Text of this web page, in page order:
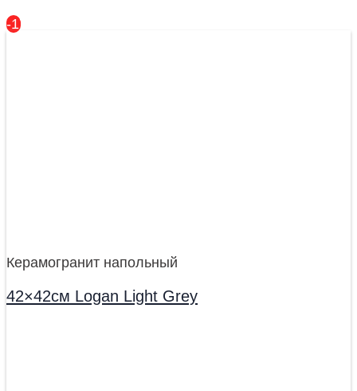
-17%
Керамогранит напольный
42×42см Logan Light Grey